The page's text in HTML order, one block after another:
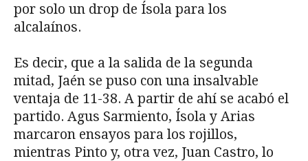
por solo un drop de Ísola para los
alcalaínos.
Es decir, que a la salida de la segunda
mitad, Jaén se puso con una insalvable
ventaja de 11-38. A partir de ahí se acabó el
partido. Agus Sarmiento, Ísola y Arias
marcaron ensayos para los rojillos,
mientras Pinto y, otra vez, Juan Castro, lo